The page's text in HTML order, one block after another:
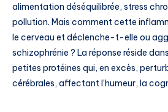
alimentation déséquilibrée, stress
pollution. Mais comment cette
le cerveau et déclenche-t-elle ou
schizophrénie ? La réponse réside
petites protéines qui, en excès,
cérébrales, affectant l’humeur, la